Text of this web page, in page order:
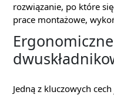
rozwiązanie, po które
prace montażowe,
Jedną z kluczowych